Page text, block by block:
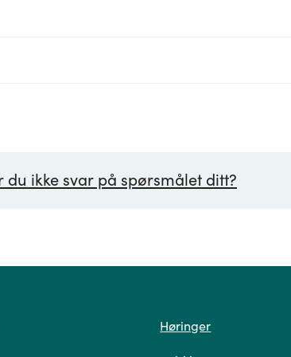
du ikke svar på spørsmålet ditt?
Høringer